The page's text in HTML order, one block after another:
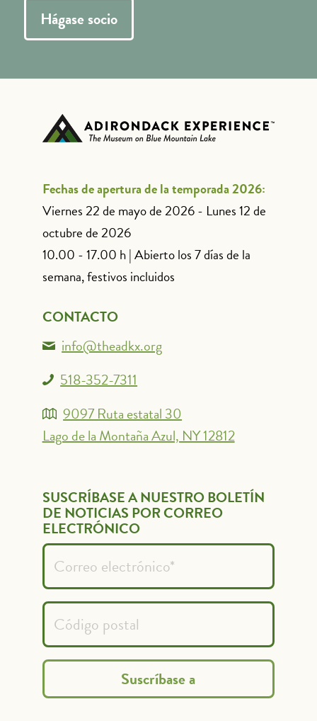
Hágase socio
Fechas de apertura de la temporada 2026:
Viernes 22 de mayo de 2026 - Lunes 12 de
octubre de 2026
10.00 - 17.00 h | Abierto los 7 días de la
semana, festivos incluidos
CONTACTO
info@theadkx.org
518-352-7311
9097 Ruta estatal 30
Lago de la Montaña Azul, NY 12812
SUSCRÍBASE A NUESTRO BOLETÍN
DE NOTICIAS POR CORREO
ELECTRÓNICO